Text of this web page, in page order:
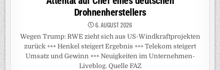
Drohnenherstellers
6. AUGUST 2026
Wegen Trump: RWE zieht sich aus US-Windkraftprojekten
zurück +++ Henkel steigert Ergebnis +++ Telekom steigert
Umsatz und Gewinn +++ Neuigkeiten im Unternehmen-
Liveblog. Quelle FAZ